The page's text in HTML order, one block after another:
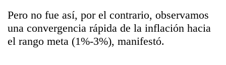
Pero no fue así, por el contrario, observamos
una convergencia rápida de la inflación hacia
el rango meta (1%-3%), manifestó.